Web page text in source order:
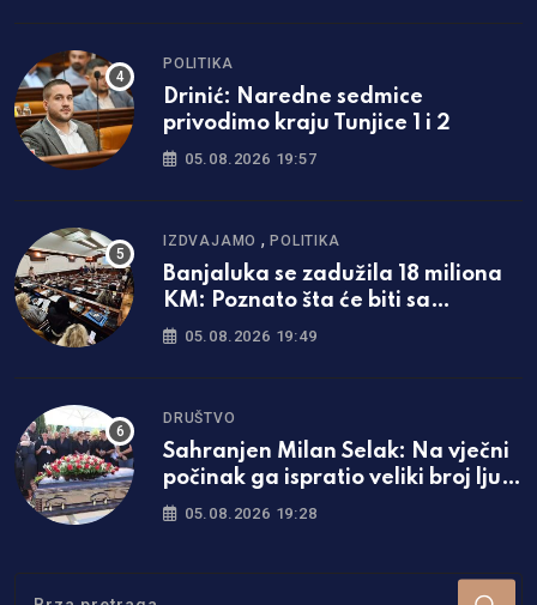
POLITIKA
Drinić: Naredne sedmice
privodimo kraju Tunjice 1 i 2
05.08.2026 19:57
IZDVAJAMO ,POLITIKA
Banjaluka se zadužila 18 miliona
KM: Poznato šta će biti sa
naplatom parkinga
05.08.2026 19:49
DRUŠTVO
Sahranjen Milan Selak: Na vječni
počinak ga ispratio veliki broj ljudi
/foto/
05.08.2026 19:28